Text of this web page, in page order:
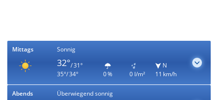
Mittags Sonnig
32°/ 31°
35°/ 34°
0 % 0 l/m²
N
11 km/h
Abends Überwiegend sonnig